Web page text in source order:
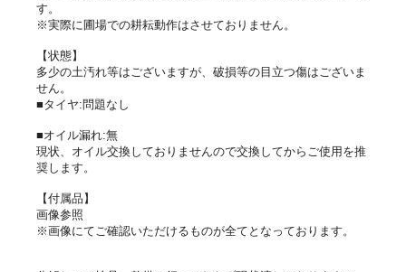
す。
※実際に圃場での耕耘動作はさせておりません。
【状態】
多少の土汚れ等はございますが、破損等の目立つ傷はございま
せん。
■タイヤ:問題なし
■オイル漏れ:無
現状、オイル交換しておりませんので交換してからご使用を推
奨します。
【付属品】
画像参照
※画像にてご確認いただけるものが全てとなっております。